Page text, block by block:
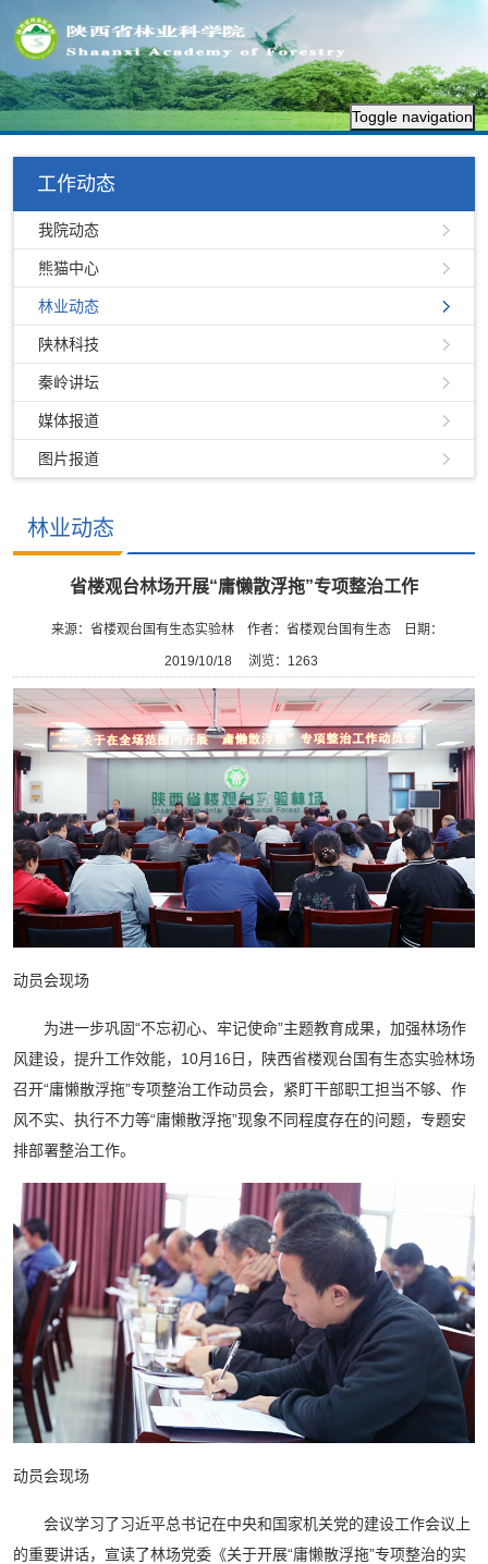
Toggle navigation
工作动态
我院动态
熊猫中心
林业动态
陕林科技
秦岭讲坛
媒体报道
图片报道
林业动态
省楼观台林场开展“庸懒散浮拖”专项整治工作
来源：省楼观台国有生态实验林 作者：省楼观台国有生态 日期：
2019/10/18 浏览： 1263
动员会现场
为进一步巩固“不忘初心、牢记使命”主题教育成果，加强林场作
风建设，提升工作效能，10月16日，陕西省楼观台国有生态实验林场
召开“庸懒散浮拖”专项整治工作动员会，紧盯干部职工担当不够、作
风不实、执行不力等“庸懒散浮拖”现象不同程度存在的问题，专题安
排部署整治工作。
动员会现场
会议学习了习近平总书记在中央和国家机关党的建设工作会议上
的重要讲话，宣读了林场党委《关于开展“庸懒散浮拖”专项整治的实